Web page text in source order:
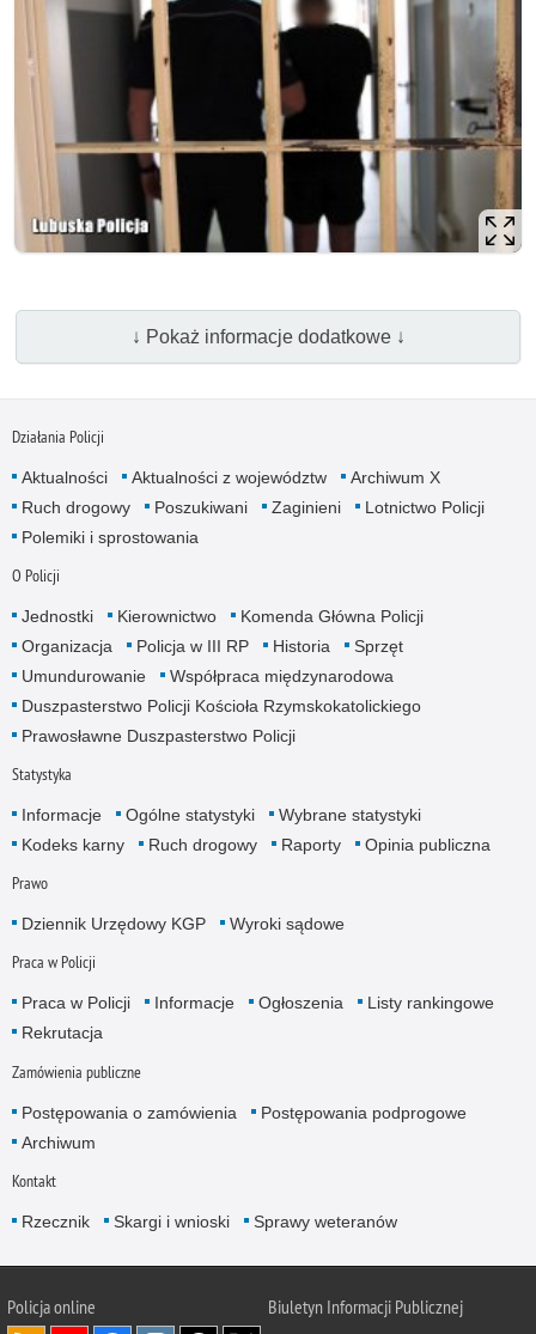
↓ Pokaż informacje dodatkowe ↓
Działania Policji
Aktualności Aktualności z województw
Archiwum X
Ruch drogowy
Poszukiwani Zaginieni
Lotnictwo Policji
Polemiki i sprostowania
O Policji
Jednostki Kierownictwo
Komenda Główna Policji
Organizacja
Policja w III RP Historia
Sprzęt
Umundurowanie
Współpraca międzynarodowa
Duszpasterstwo Policji Kościoła Rzymskokatolickiego
Prawosławne Duszpasterstwo Policji
Statystyka
Informacje Ogólne statystyki
Wybrane statystyki
Kodeks karny
Ruch drogowy Raporty Opinia publiczna
Prawo
Dziennik Urzędowy KGP Wyroki sądowe
Praca w Policji
Praca w Policji Informacje Ogłoszenia
Listy rankingowe
Rekrutacja
Zamówienia publiczne
Postępowania o zamówienia
Postępowania podprogowe
Archiwum
Kontakt
Rzecznik Skargi i wnioski Sprawy weteranów
Policjaonline Biuletyn Informacji Publicznej